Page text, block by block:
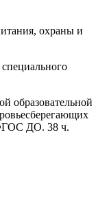
охраны и
образовательной
ДО. 38 ч.